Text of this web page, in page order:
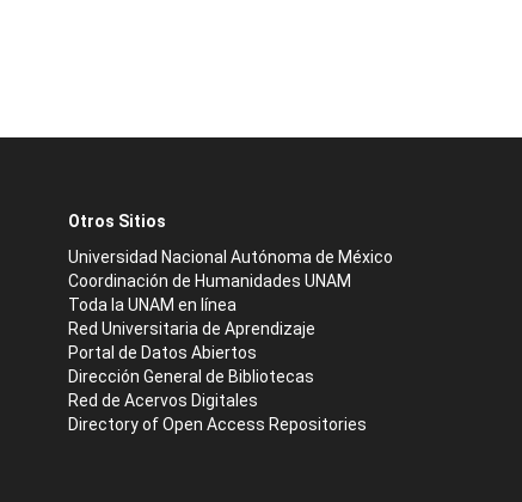
Otros Sitios
Universidad Nacional Autónoma de México
Coordinación de Humanidades UNAM
Toda la UNAM en línea
Red Universitaria de Aprendizaje
Portal de Datos Abiertos
Dirección General de Bibliotecas
Red de Acervos Digitales
Directory of Open Access Repositories